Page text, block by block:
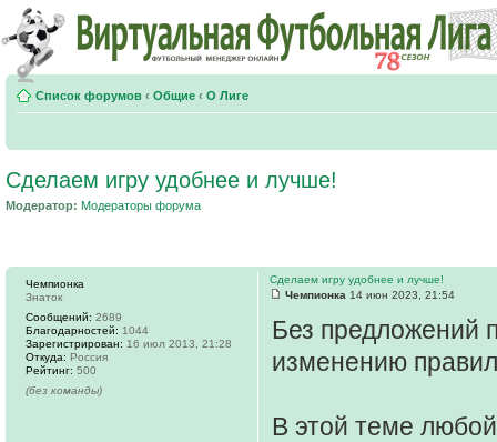
Список форумов ‹ Общие ‹ О Лиге
Сделаем игру удобнее и лучше!
Модератор: Модераторы форума
Сделаем игру удобнее и лучше!
Чемпионка 14 июн 2023, 21:54
Без предложений
изменению
В этой теме
Чемпионка
Знаток
Сообщений: 2689
Благодарностей: 1044
Зарегистрирован: 16 июл 2013, 21:28
Откуда: Россия
Рейтинг: 500
(без команды)